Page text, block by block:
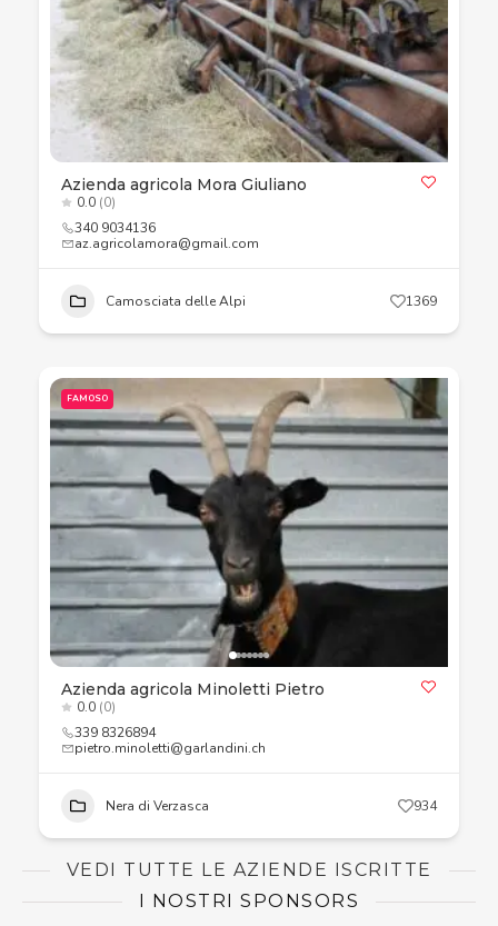
Azienda agricola Mora Giuliano
0.0 (0)
340 9034136
az.agricolamora@gmail.com
Camosciata delle Alpi 1369
FAMOSO
Azienda agricola Minoletti Pietro
0.0 (0)
339 8326894
pietro.minoletti@garlandini.ch
Nera di Verzasca 934
VEDI TUTTE LE AZIENDE ISCRITTE
I NOSTRI SPONSORS